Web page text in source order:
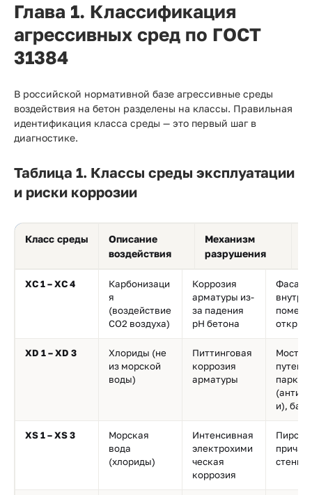
Глава 1. Классификация
агрессивных сред по ГОСТ
31384
В российской нормативной базе агрессивные среды
воздействия на бетон разделены на классы. Правильная
идентификация класса среды — это первый шаг в
диагностике.
Таблица 1. Классы среды эксплуатации
и риски коррозии
Класс среды
Описание
воздействия
Механизм
разрушения
XC 1 – XC 4
Карбонизаци
я
(воздействие
CO2 воздуха)
Коррозия
арматуры из-
за падения
pH бетона
XD 1 – XD 3
Хлориды (не
из морской
воды)
Питтинговая
коррозия
арматуры
Мосты,
и),
XS 1 – XS 3
Морская
вода
(хлориды)
Интенсивная
электрохими
ческая
коррозия
Пирсы,
стенки